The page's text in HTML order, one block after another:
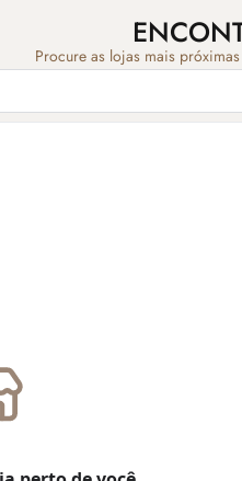
Procure as lojas mais